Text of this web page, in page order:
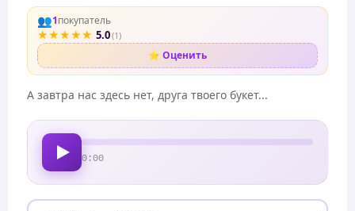
👥1покупатель
★★★★★ 5.0(1)
⭐ Оценить
А завтра нас здесь нет, друга твоего букет...
0:00